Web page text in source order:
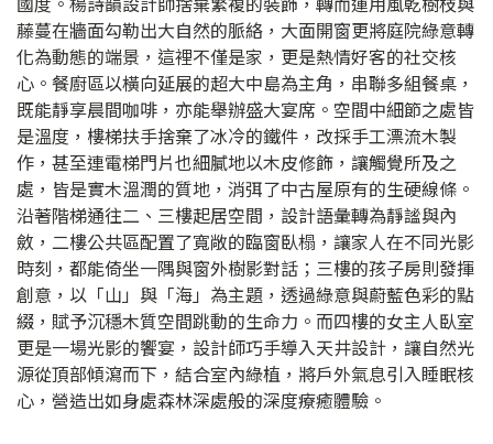
藤蔓在牆面勾勒出大自然的脈絡，大面開窗更將庭院綠意轉
化為動態的端景，這裡不僅是家，更是熱情好客的社交核
心。餐廚區以橫向延展的超大中島為主角，串聯多組餐桌，
既能靜享晨間咖啡，亦能舉辦盛大宴席。空間中細節之處皆
是溫度，樓梯扶手捨棄了冰冷的鐵件，改採手工漂流木製
作，甚至連電梯門片也細膩地以木皮修飾，讓觸覺所及之
處，皆是實木溫潤的質地，消弭了中古屋原有的生硬線條。
沿著階梯通往二、三樓起居空間，設計語彙轉為靜謐與內
斂，二樓公共區配置了寬敞的臨窗臥榻，讓家人在不同光影
時刻，都能倚坐一隅與窗外樹影對話；三樓的孩子房則發揮
創意，以「山」與「海」為主題，透過綠意與蔚藍色彩的點
綴，賦予沉穩木質空間跳動的生命力。而四樓的女主人臥室
更是一場光影的饗宴，設計師巧手導入天井設計，讓自然光
源從頂部傾瀉而下，結合室內綠植，將戶外氣息引入睡眠核
心，營造出如身處森林深處般的深度療癒體驗。